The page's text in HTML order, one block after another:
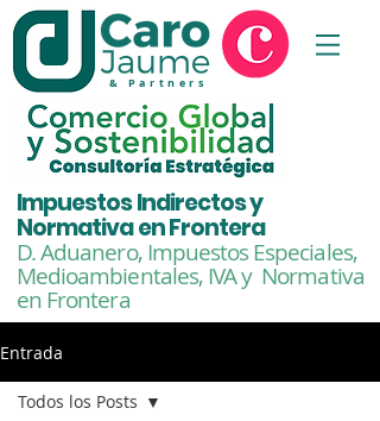
& Partners
Impuestos Indirectos y
Normativa en Frontera
D. Aduanero, Impuestos Especiales,
Medioambientales,IVA y Normativa
en Frontera
Entrada
Todos los Posts